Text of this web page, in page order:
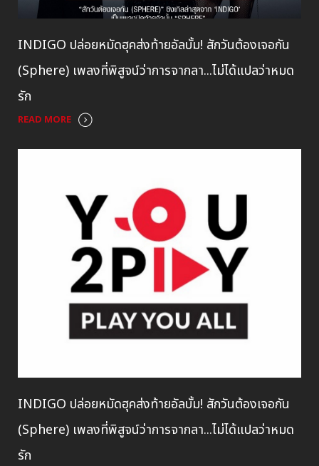
INDIGO ปล่อยหมัดฮุคส่งท้ายอัลบั้ม! สักวันต้องเจอกัน
(Sphere) เพลงที่พิสูจน์ว่าการจากลา...ไม่ได้แปลว่าหมด
รัก
READ MORE
INDIGO ปล่อยหมัดฮุคส่งท้ายอัลบั้ม! สักวันต้องเจอกัน
(Sphere) เพลงที่พิสูจน์ว่าการจากลา...ไม่ได้แปลว่าหมด
รัก